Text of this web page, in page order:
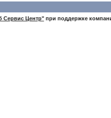
Сервис Центр"при поддержке